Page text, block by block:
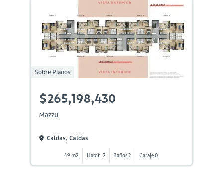
Sobre Planos
$265,198,430
Mazzu
Caldas, Caldas
49 m2 Habit. 2 Baños 2 Garaje 0